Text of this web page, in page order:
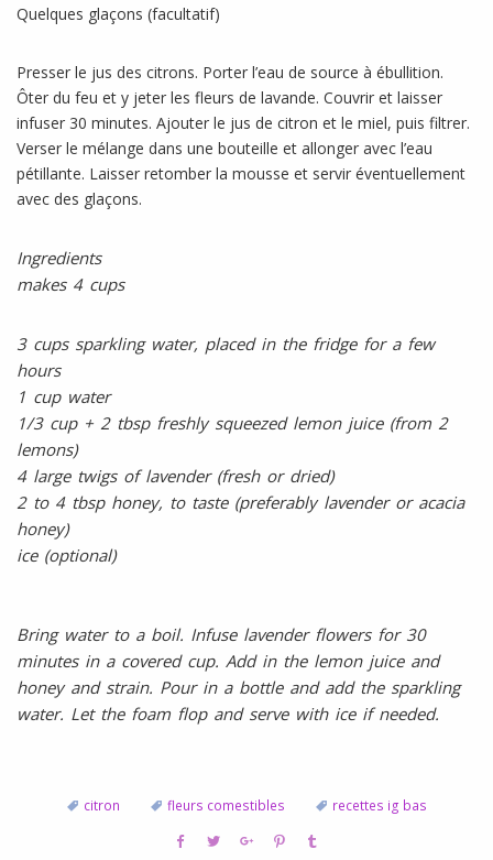
Quelques glaçons (facultatif)
Presser le jus des citrons. Porter l’eau de source à ébullition.
Ôter du feu et y jeter les fleurs de lavande. Couvrir et laisser
infuser 30 minutes. Ajouter le jus de citron et le miel, puis filtrer.
Verser le mélange dans une bouteille et allonger avec l’eau
pétillante. Laisser retomber la mousse et servir éventuellement
avec des glaçons.
Ingredients
makes 4 cups
3 cups sparkling water, placed in the fridge for a few
hours
1 cup water
1/3 cup + 2 tbsp freshly squeezed lemon juice (from 2
lemons)
4 large twigs of lavender (fresh or dried)
2 to 4 tbsp honey, to taste (preferably lavender or acacia
honey)
ice (optional)
Bring water to a boil. Infuse lavender flowers for 30
minutes in a covered cup. Add in the lemon juice and
honey and strain. Pour in a bottle and add the sparkling
water. Let the foam flop and serve with ice if needed.
citron fleurs comestibles recettes ig bas